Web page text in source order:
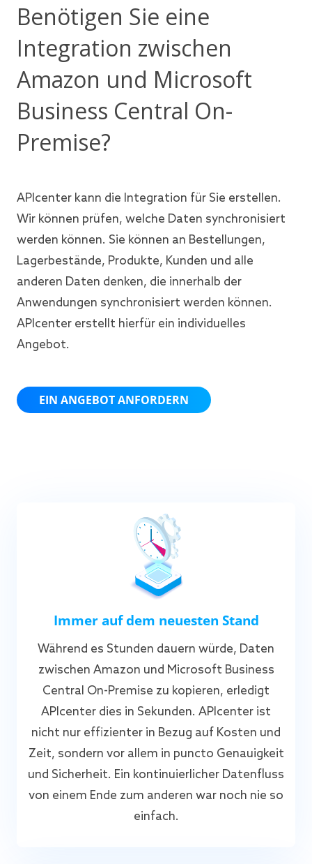
Benötigen Sie eine
Integration zwischen
Amazon und Microsoft
Business Central On-
Premise?
APIcenter kann die Integration für Sie erstellen.
Wir können prüfen, welche Daten synchronisiert
werden können. Sie können an Bestellungen,
Lagerbestände, Produkte, Kunden und alle
anderen Daten denken, die innerhalb der
Anwendungen synchronisiert werden können.
APIcenter erstellt hierfür ein individuelles
Angebot.
EIN ANGEBOT ANFORDERN
Immer auf dem neuesten Stand
Während es Stunden dauern würde, Daten
zwischen Amazon und Microsoft Business
Central On-Premise zu kopieren, erledigt
APIcenter dies in Sekunden. APIcenter ist
nicht nur effizienter in Bezug auf Kosten und
Zeit, sondern vor allem in puncto Genauigkeit
und Sicherheit. Ein kontinuierlicher Datenfluss
von einem Ende zum anderen war noch nie so
einfach.